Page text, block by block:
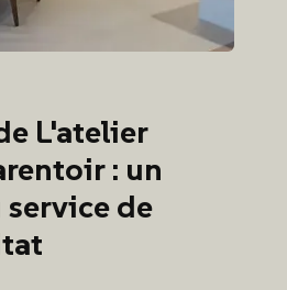
L'atelier
: un
de